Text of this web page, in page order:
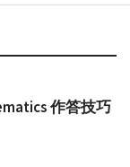
作答技巧